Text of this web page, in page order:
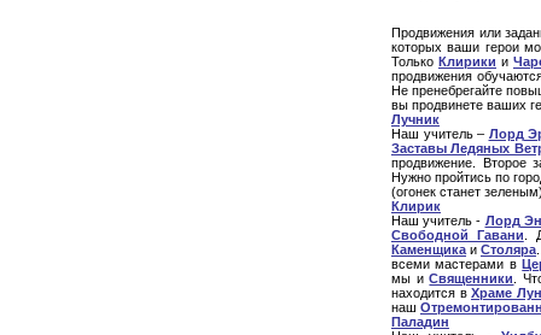
Продвижения или
которых ваши герои
Только Клирики и
продвижения
Не пренебрегайте
вы продвинете ваших
Лучник
Наш учитель – Лорд
Заставы Ледяных
продвижение. Второе
Нужно пройтись по
(огонек станет
Клирик
Наш учитель - Лорд
Свободной Гавани .
Каменщика и Столяра
всеми мастерами в
мы иСвященники
.
находится в Храме
наш
Паладин